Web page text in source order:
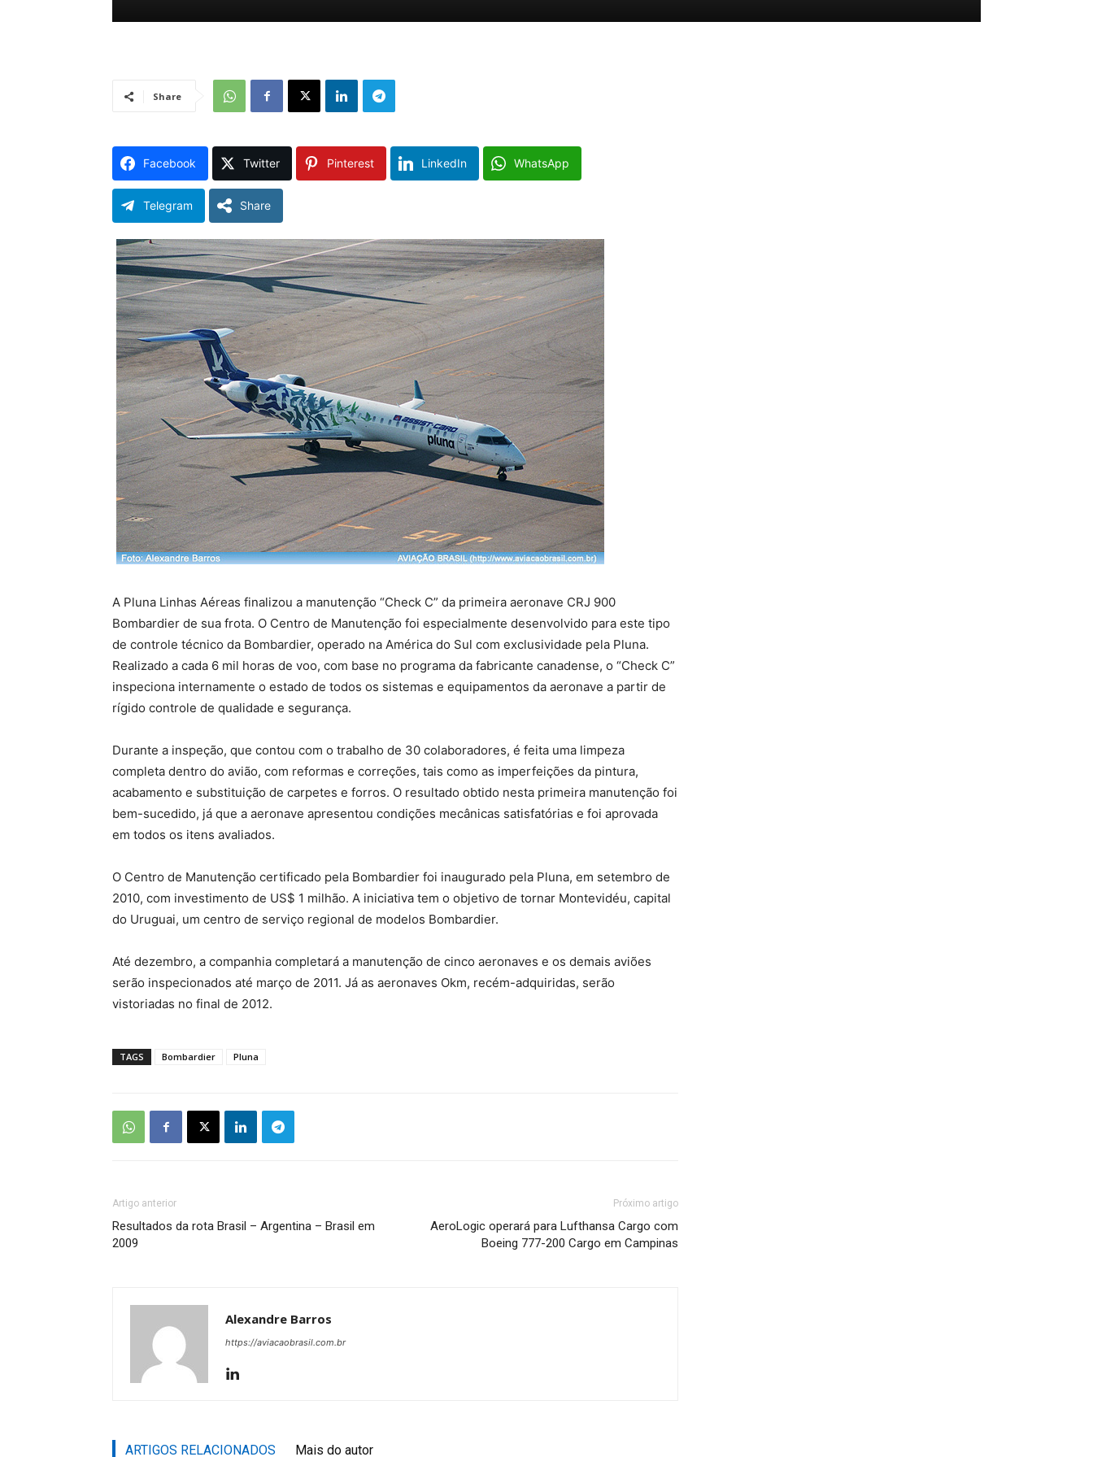
Share
Facebook Twitter Pinterest LinkedIn WhatsApp
Telegram Share
A Pluna Linhas Aéreas finalizou a manutenção “Check C” da primeira aeronave CRJ 900
Bombardier de sua frota. O Centro de Manutenção foi especialmente desenvolvido para este tipo
de controle técnico da Bombardier, operado na América do Sul com exclusividade pela Pluna.
Realizado a cada 6 mil horas de voo, com base no programa da fabricante canadense, o “Check C”
inspeciona internamente o estado de todos os sistemas e equipamentos da aeronave a partir de
rígido controle de qualidade e segurança.
Durante a inspeção, que contou com o trabalho de 30 colaboradores, é feita uma limpeza
completa dentro do avião, com reformas e correções, tais como as imperfeições da pintura,
acabamento e substituição de carpetes e forros. O resultado obtido nesta primeira manutenção foi
bem-sucedido, já que a aeronave apresentou condições mecânicas satisfatórias e foi aprovada
em todos os itens avaliados.
O Centro de Manutenção certificado pela Bombardier foi inaugurado pela Pluna, em setembro de
2010, com investimento de US$ 1 milhão. A iniciativa tem o objetivo de tornar Montevidéu, capital
do Uruguai, um centro de serviço regional de modelos Bombardier.
Até dezembro, a companhia completará a manutenção de cinco aeronaves e os demais aviões
serão inspecionados até março de 2011. Já as aeronaves Okm, recém-adquiridas, serão
vistoriadas no final de 2012.
TAGS Bombardier Pluna
Artigo anterior
Resultados da rota Brasil – Argentina – Brasil em
2009
Próximo artigo
AeroLogic operará para Lufthansa Cargo com
Boeing 777-200 Cargo em Campinas
Alexandre Barros
https://aviacaobrasil.com.br
ARTIGOS RELACIONADOS Mais do autor